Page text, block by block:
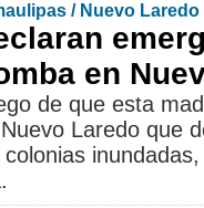
/ Nuevo Laredo
en
de que esta
Laredo que